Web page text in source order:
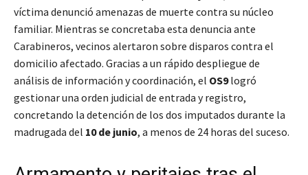
víctima denunció amenazas de muerte contra su núcleo
familiar. Mientras se concretaba esta denuncia ante
Carabineros, vecinos alertaron sobre disparos contra el
domicilio afectado. Gracias a un rápido despliegue de
análisis de información y coordinación, el OS9logró
gestionar una orden judicial de entrada y registro,
concretando la detención de los dos imputados durante la
madrugada del 10 de junio, a menos de 24 horas del suceso.